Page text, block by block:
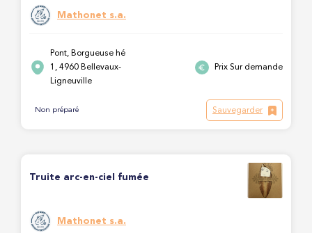
Mathonet s.a.
Pont, Borgueuse hé
1, 4960 Bellevaux-
Ligneuville
Prix Sur demande
Non préparé Sauvegarder
Truite arc-en-ciel fumée
Mathonet s.a.